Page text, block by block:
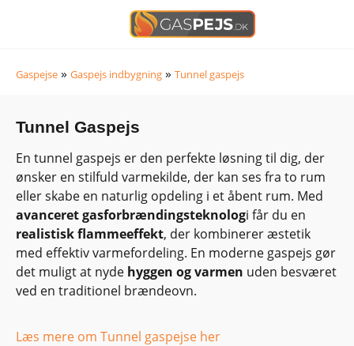
Gaspejse » Gaspejs indbygning » Tunnel gaspejs
Tunnel Gaspejs
En tunnel gaspejs er den perfekte løsning til dig, der
ønsker en stilfuld varmekilde, der kan ses fra to rum
eller skabe en naturlig opdeling i et åbent rum. Med
avanceret gasforbrændingsteknologi får du en
realistisk flammeeffekt, der kombinerer æstetik
med effektiv varmefordeling. En moderne gaspejs gør
det muligt at nyde hyggen og varmen uden besværet
ved en traditionel brændeovn.
Læs mere om Tunnel gaspejse her